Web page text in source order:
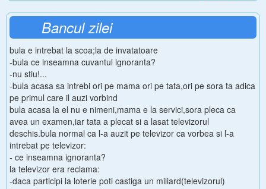
Bancul zilei
bula e intrebat la scoa;la de invatatoare
-bula ce inseamna cuvantul ignoranta?
-nu stiu!...
-bula acasa sa intrebi ori pe mama ori pe tata,ori pe sora ta adica
pe primul care il auzi vorbind
bula acasa la el nu e nimeni,mama e la servici,sora pleca ca
avea un examen,iar tata a plecat si a lasat televizorul
deschis.bula normal ca l-a auzit pe televizor ca vorbea si l-a
intrebat pe televizor:
- ce inseamna ignoranta?
la televizor era reclama:
-daca participi la loterie poti castiga un miliard(televizorul)